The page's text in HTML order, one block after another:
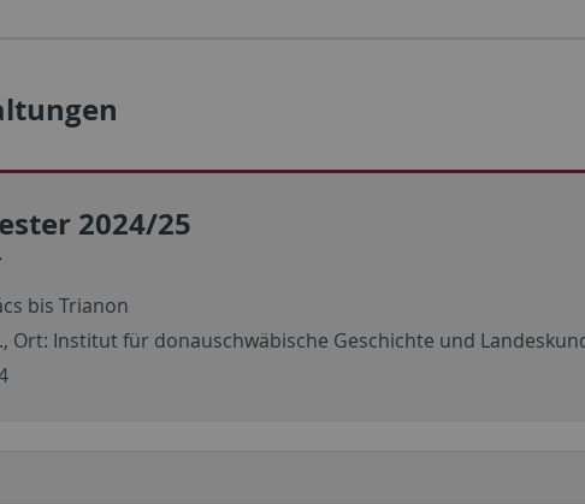
2024/25
bis Trianon
Ort: Institut für donauschwäbische Geschichte und